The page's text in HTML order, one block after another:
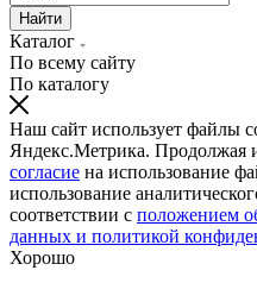
Найти
Каталог
По всему сайту
По каталогу
Наш сайт использует файлы
Яндекс.Метрика. Продолжая
согласие на использование
использование
соответствии с положением
данных и политикой
Хорошо